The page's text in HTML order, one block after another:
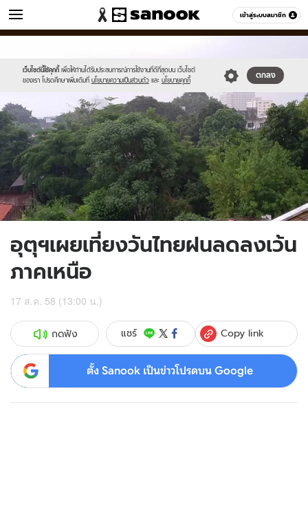
เข้าสู่ระบบสมาชิก
ข่าว หมวดอื่นๆ
เว็บไซต์นี้ใช้คุกกี้ เพื่อให้ท่านได้รับประสบการณ์การใช้งานที่ดีที่สุดบน เว็บไซต์
ของเรา โปรดศึกษาเพิ่มเติมที่ นโยบายความเป็นส่วนตัว และ นโยบายคุกกี้
ตกลง
sanook.png
อุตุฯเผยเที่ยงวันไทยฝนลดลงเว้น
ภาคเหนือ
17 ส.ค. 58 (13:00 น.)
กดฟัง แชร์ Copy link
ตั้ง Sanook เป็นข่าวโปรดบน Google